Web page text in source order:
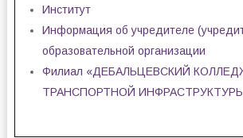
Институт
Информация об учредителе
образовательной организации
Филиал «ДЕБАЛЬЦЕВСКИЙ
ТРАНСПОРТНОЙ